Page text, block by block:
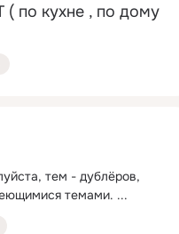
кухне , по дому
тем - дублёров,
темами. ...